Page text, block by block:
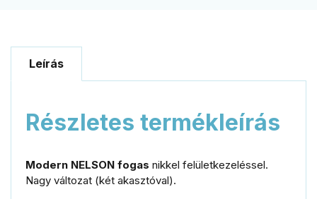
Leírás
Részletes termékleírás
Modern NELSON fogas nikkel felületkezeléssel.
Nagy változat (két akasztóval).